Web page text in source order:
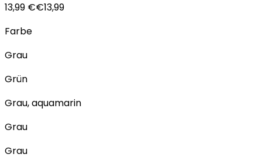
13,99 €€13,99
Farbe
Grau
Grün
Grau, aquamarin
Grau
Grau